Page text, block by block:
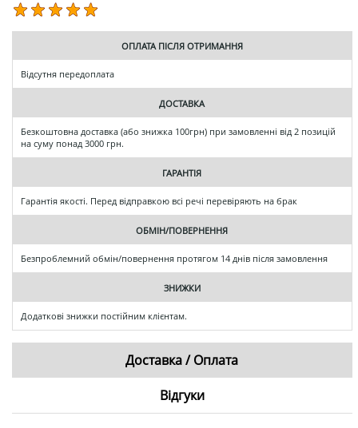
ОПЛАТА ПІСЛЯ ОТРИМАННЯ
Відсутня передоплата
ДОСТАВКА
Безкоштовна доставка (або знижка 100грн) при замовленні від 2 позицій
на суму понад 3000 грн.
ГАРАНТІЯ
Гарантія якості. Перед відправкою всі речі перевіряють на брак
ОБМІН/ПОВЕРНЕННЯ
Безпроблемний обмін/повернення протягом 14 днів після замовлення
ЗНИЖКИ
Додаткові знижки постійним клієнтам.
Доставка / Оплата
Відгуки